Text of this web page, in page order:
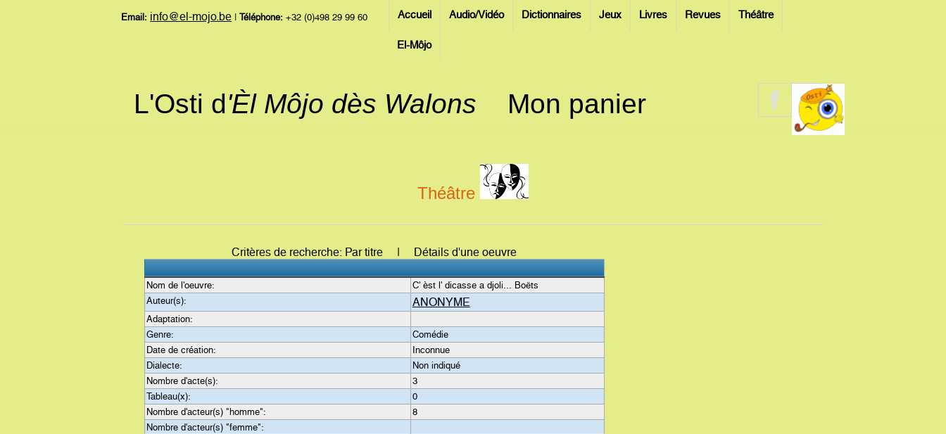
Email: info@el-mojo.be Téléphone: +32 (0)498 29 99 60 Accueil Audio/Vidéo Dictionnaires Jeux Livres Revues Théâtre
El-Môjo
L'Osti d'Èl Môjo dès Walons Mon panier
Théâtre
Critères de recherche: Par titre | Détails d'une oeuvre
Nom de l'oeuvre:
C' èst l' dicasse a djoli... Boëts
Auteur(s):
ANONYME
Adaptation:
Genre:
Comédie
Date de création:
Inconnue
Dialecte:
Non indiqué
Nombre d'acte(s):
3
Tableau(x):
0
Nombre d'acteur(s) "homme":
8
Nombre d'acteur(s) "femme":